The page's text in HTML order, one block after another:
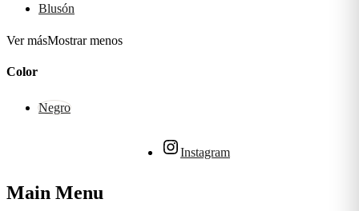
Blusón
Ver másMostrar menos
Color
Negro
Instagram
Main Menu